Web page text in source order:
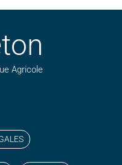
Agricole